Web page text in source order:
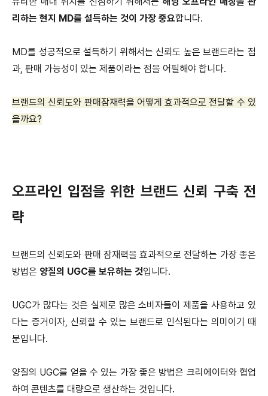
리하는 현지 MD를 설득하는 것이 가장 중요합니다.
MD를 성공적으로 설득하기 위해서는 신뢰도 높은 브랜드라는 점
과, 판매 가능성이 있는 제품이라는 점을 어필해야 합니다.
브랜드의 신뢰도와 판매잠재력을 어떻게 효과적으로 전달할 수 있
을까요?
오프라인 입점을 위한 브랜드 신뢰 구축 전
략
브랜드의 신뢰도와 판매 잠재력을 효과적으로 전달하는 가장 좋은
방법은 양질의 UGC를 보유하는 것입니다.
UGC가 많다는 것은 실제로 많은 소비자들이 제품을 사용하고 있
다는 증거이자, 신뢰할 수 있는 브랜드로 인식된다는 의미이기 때
문입니다.
양질의 UGC를 얻을 수 있는 가장 좋은 방법은 크리에이터와 협업
하여 콘텐츠를 대량으로 생산하는 것입니다.